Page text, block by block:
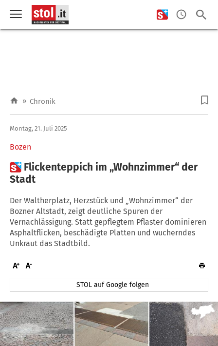
» Chronik
Bozen
Montag, 21. Juli 2025
 Flickenteppich im „Wohnzimmer“ der
Stadt
Der Waltherplatz, Herzstück und „Wohnzimmer“ der
Bozner Altstadt, zeigt deutliche Spuren der
Vernachlässigung. Statt gepflegtem Pflaster dominieren
Asphaltflicken, beschädigte Platten und wucherndes
Unkraut das Stadtbild.
STOL auf Google folgen